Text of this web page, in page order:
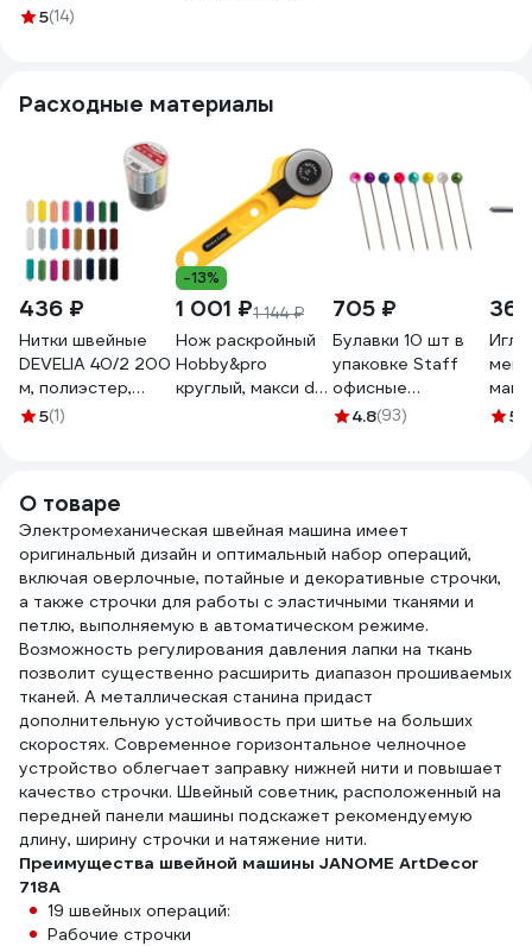
4933621705862
5(14)
Расходные материалы
436 ₽
Нитки швейные
DEVELIA 40/2 200
м, полиэстер,
НАБОР 24 цвета, в
5(1)
-13%
1 001 ₽1 144 ₽
Нож раскройный
Hobby&pro
круглый, макси d
705 ₽
Булавки 10 шт в
упаковке Staff
офисные
EVERYDAY 28 мм
4.8(93)
Игла
5
О товаре
Электромеханическая швейная машина имеет
оригинальный дизайн и оптимальный набор операций,
включая оверлочные, потайные и декоративные строчки,
а также строчки для работы с эластичными тканями и
петлю, выполняемую в автоматическом режиме.
Возможность регулирования давления лапки на ткань
позволит существенно расширить диапазон прошиваемых
тканей. А металлическая станина придаст
дополнительную устойчивость при шитье на больших
скоростях. Современное горизонтальное челночное
устройство облегчает заправку нижней нити и повышает
качество строчки. Швейный советник, расположенный на
передней панели машины подскажет рекомендуемую
длину, ширину строчки и натяжение нити.
Преимущества швейной машины JANOME ArtDecor
718A
19 швейных операций:
Рабочие строчки